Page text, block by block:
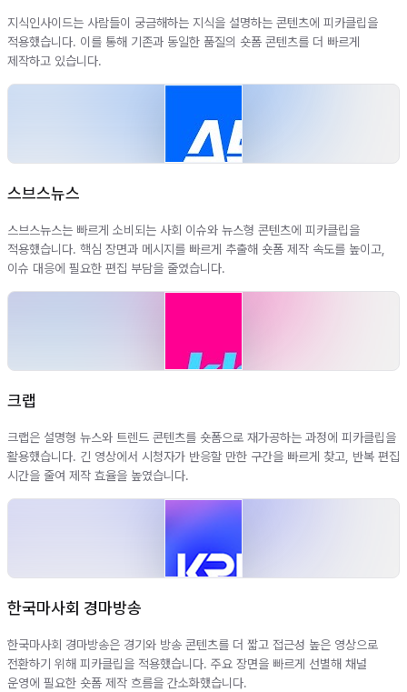
지식인사이드는 사람들이 궁금해하는 지식을 설명하는 콘텐츠에 피카클립을
적용했습니다. 이를 통해 기존과 동일한 품질의 숏폼 콘텐츠를 더 빠르게
제작하고 있습니다.
스브스뉴스
스브스뉴스는 빠르게 소비되는 사회 이슈와 뉴스형 콘텐츠에 피카클립을
적용했습니다. 핵심 장면과 메시지를 빠르게 추출해 숏폼 제작 속도를 높이고,
이슈 대응에 필요한 편집 부담을 줄였습니다.
크랩
크랩은 설명형 뉴스와 트렌드 콘텐츠를 숏폼으로 재가공하는 과정에 피카클립을
활용했습니다. 긴 영상에서 시청자가 반응할 만한 구간을 빠르게 찾고, 반복 편집
시간을 줄여 제작 효율을 높였습니다.
한국마사회 경마방송
한국마사회 경마방송은 경기와 방송 콘텐츠를 더 짧고 접근성 높은 영상으로
전환하기 위해 피카클립을 적용했습니다. 주요 장면을 빠르게 선별해 채널
운영에 필요한 숏폼 제작 흐름을 간소화했습니다.